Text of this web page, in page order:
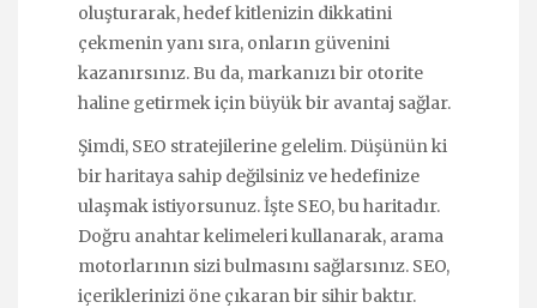
oluşturarak, hedef kitlenizin dikkatini
çekmenin yanı sıra, onların güvenini
kazanırsınız. Bu da, markanızı bir otorite
haline getirmek için büyük bir avantaj sağlar.
Şimdi, SEO stratejilerine gelelim. Düşünün ki
bir haritaya sahip değilsiniz ve hedefinize
ulaşmak istiyorsunuz. İşte SEO, bu haritadır.
Doğru anahtar kelimeleri kullanarak, arama
motorlarının sizi bulmasını sağlarsınız. SEO,
içeriklerinizi öne çıkaran bir sihir baktır.